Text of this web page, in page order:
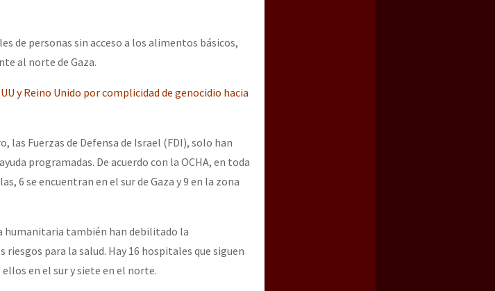
de personas sin acceso a los alimentos básicos,
al norte de Gaza.
y Reino Unido por complicidad de genocidio hacia
las Fuerzas de Defensa de Israel (FDI), solo han
programadas. De acuerdo con la OCHA, en toda
6 se encuentran en el sur de Gaza y 9 en la zona
humanitaria también han debilitado la
para la salud. Hay 16 hospitales que siguen
en el sur y siete en el norte.